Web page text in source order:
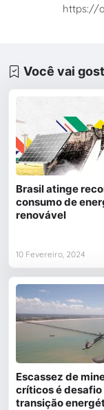
https://
Você vai
Brasil atinge
consumo de
renovável
10 Fevereiro, 2024
Escassez de
críticos é desafio
transição